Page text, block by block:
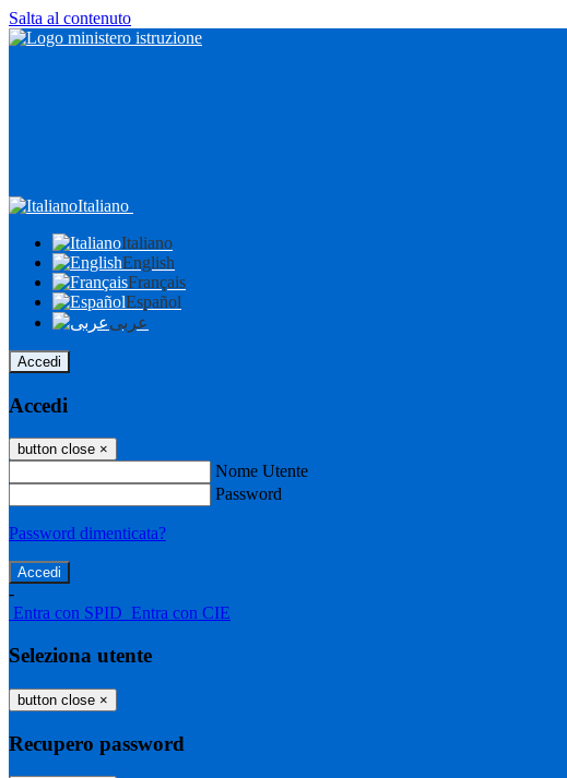
Salta al contenuto
Italiano
Italiano
English
Français
Español
عربى
Accedi
Accedi
button close ×
Nome Utente
Password
Password dimenticata?
-
Entra con SPID Entra con CIE
Seleziona utente
button close ×
Recupero password